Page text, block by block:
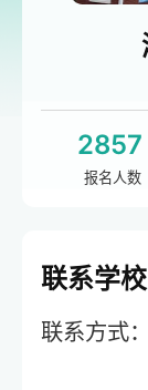
2857
报名人数
联系学校
联系方式